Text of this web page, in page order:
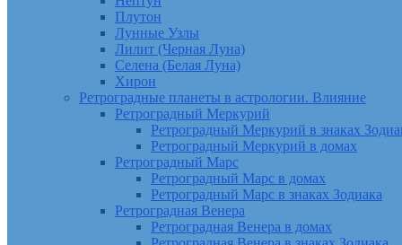
Плутон
Лунные Узлы
Лилит (Черная Луна)
Селена (Белая Луна)
Хирон
Ретроградные планеты в астрологии. Влияние
Ретроградный Меркурий
Ретроградный Меркурий в знаках
Ретроградный Меркурий в домах
Ретроградный Марс
Ретроградный Марс в домах
Ретроградный Марс в знаках Зодиака
Ретроградная Венера
Ретроградная Венера в домах